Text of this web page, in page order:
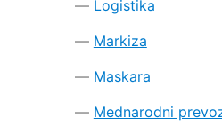
Logistika
Markiza
Maskara
Mednarodni